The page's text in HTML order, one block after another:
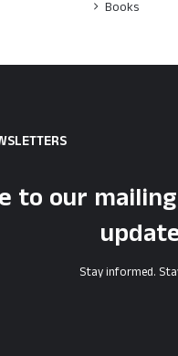
Books
to our
Stay informed.